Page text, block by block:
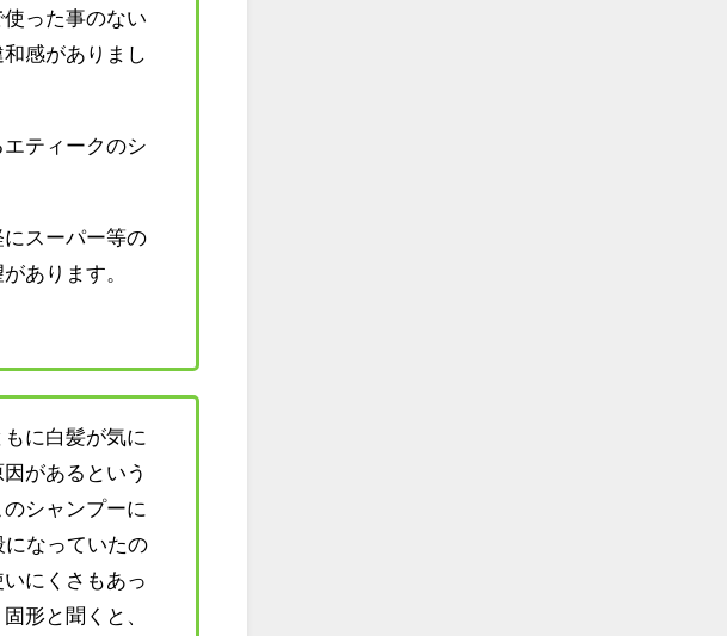
った事のない
感がありまし
ティークのシ
スーパー等の
あります。
に白髪が気に
があるという
シャンプーに
なっていたの
にくさもあっ
形と聞くと、